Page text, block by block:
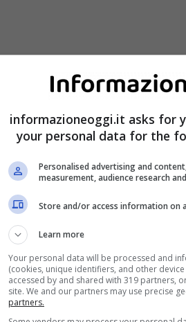
informazioneoggi.it asks for
your personal data for the
Personalised advertising and
measurement, audience research
Store and/or access information on
Learn more
Your personal data will be processed and
(cookies, unique identifiers, and other
accessed by and shared with 319 partners,
site. We and our partners may use precise
partners.